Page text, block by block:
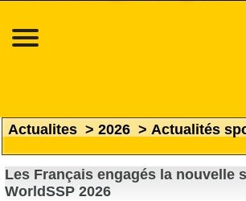
Actualites > 2026 > Actualités
Les Français engagés la nouvelle
WorldSSP 2026